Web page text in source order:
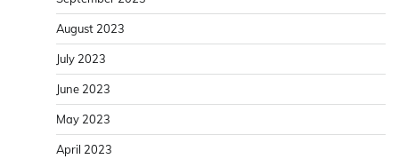
February 2023
January 2023
December 2022
November 2022
October 2022